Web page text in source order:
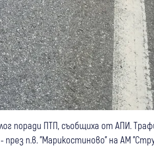
поради ПТП, съобщиха от АПИ.
п.в. "Марикостиново" на АМ